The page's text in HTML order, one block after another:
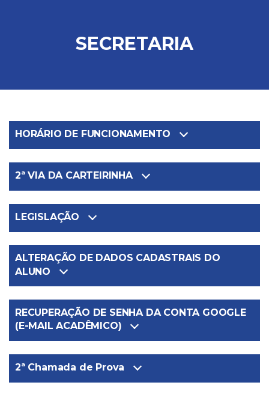
SECRETARIA
HORÁRIO DE FUNCIONAMENTO
2ª VIA DA CARTEIRINHA
LEGISLAÇÃO
ALTERAÇÃO DE DADOS CADASTRAIS DO
ALUNO
RECUPERAÇÃO DE SENHA DA CONTA GOOGLE
(E-MAIL ACADÊMICO)
2ª Chamada de Prova